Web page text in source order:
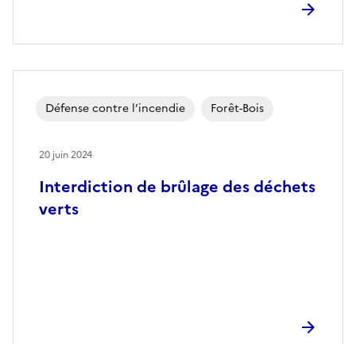
Interdiction de brûlage des déchets
verts
Défense contre l’incendie Forêt-Bois
20 juin 2024